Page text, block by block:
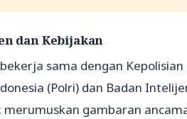
dan Kebijakan
sama dengan Kepolisian
(Polri) dan Badan
merumuskan gambaran